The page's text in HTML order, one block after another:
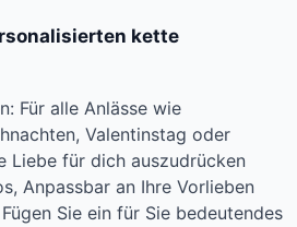
kette
Für alle Anlässe wie
Valentinstag oder
Liebe für dich auszudrücken
Anpassbar an Ihre Vorlieben
Sie ein für Sie bedeutendes